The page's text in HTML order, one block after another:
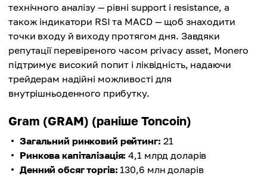
технічного аналізу — рівні support і resistance, а
також індикатори RSI та MACD — щоб знаходити
точки входу й виходу протягом дня. Завдяки
репутації перевіреного часом privacy asset, Monero
підтримує високий попит і ліквідність, надаючи
трейдерам надійні можливості для
внутрішньоденного прибутку.
Gram (GRAM) (раніше Toncoin)
Загальний ринковий рейтинг: 21
Ринкова капіталізація: 4,1 млрд доларів
Денний обсяг торгів: 130,6 млн доларів